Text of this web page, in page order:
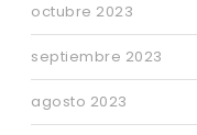
octubre 2023
septiembre 2023
agosto 2023